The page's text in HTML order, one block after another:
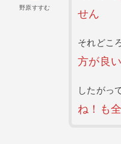
野原すすむ
せん
それどこ
方が良い
したがっ
ね！も